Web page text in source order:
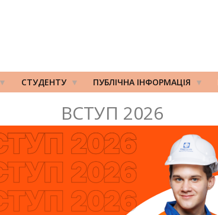
СТУДЕНТУ ПУБЛІЧНА ІНФОРМАЦІЯ
ВСТУП 2026